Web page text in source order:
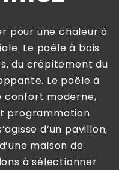
pour une chaleur à
Le poêle à bois
du crépitement du
Le poêle à
confort moderne,
programmation
d’un pavillon,
maison de
à sélectionner